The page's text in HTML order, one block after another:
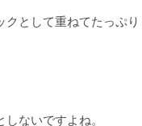
クとして重ねてたっぷり
ないですよね。